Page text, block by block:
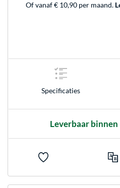
Of vanaf € 10,90 per maand.
Specificaties
Leverbaar